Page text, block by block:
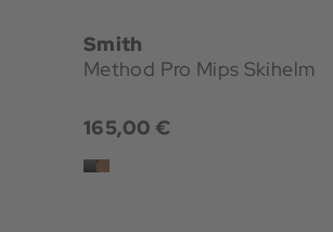
Smith
Method Pro Mips Skihelm
165,00 €